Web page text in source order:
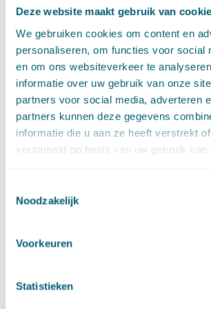
Deze website maakt gebruik van
We gebruiken cookies om content en
personaliseren, om functies voor social
en om ons websiteverkeer te
informatie over uw gebruik van onze
partners voor social media, adverteren
partners kunnen deze gegevens
informatie die u aan ze heeft verstrekt
verzameld op basis van uw gebruik van
Noodzakelijk
Voorkeuren
Statistieken
De verwachting is dat er eind 2018 een
Klimaatakkoord ligt: een gedragen set van
beantwoordt aan de sectordoelstellingen.
eindvoorstel zal een doorrekening van het
maatregelen door het PBL in samenwerking
plaatsvinden. Nog even geduld dus!
Deel dit artikel viaLinkedIn en e-mail
Social tags
Klimaatakkoord